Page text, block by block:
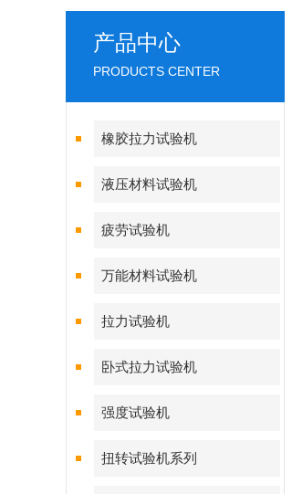
产品中心
PRODUCTS CENTER
橡胶拉力试验机
液压材料试验机
疲劳试验机
万能材料试验机
拉力试验机
卧式拉力试验机
强度试验机
扭转试验机系列